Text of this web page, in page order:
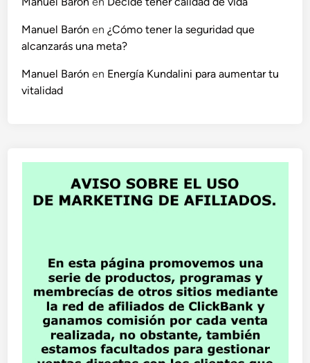
Manuel Barón en¿Cómo tener la seguridad que
alcanzarás una meta?
Manuel Barón en Energía Kundalini para aumentar tu
vitalidad